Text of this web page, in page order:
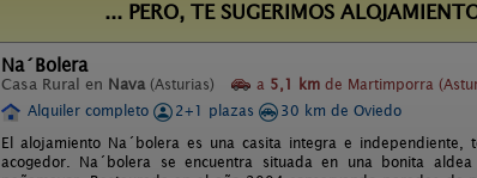
... PERO, TE SUGERIMOS
Na´Bolera
Casa Rural en Nava (Asturias) a 5,1 km de Martimporra
Alquiler completo
2+1 plazas
30 km de Oviedo
El alojamiento Na´bolera es una casita integra e
acogedor. Na´bolera se encuentra situada en una bonita